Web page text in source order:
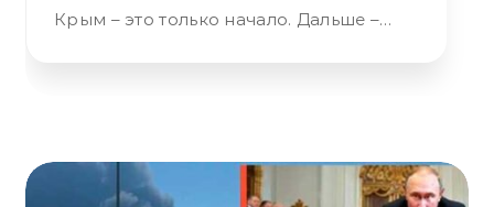
Крым – это только начало. Дальше –…